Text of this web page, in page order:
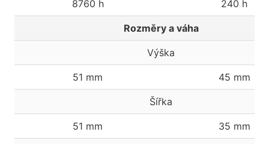
8760 h 240 h
Rozměry a váha
Výška
51 mm 45 mm
Šířka
51 mm 35 mm